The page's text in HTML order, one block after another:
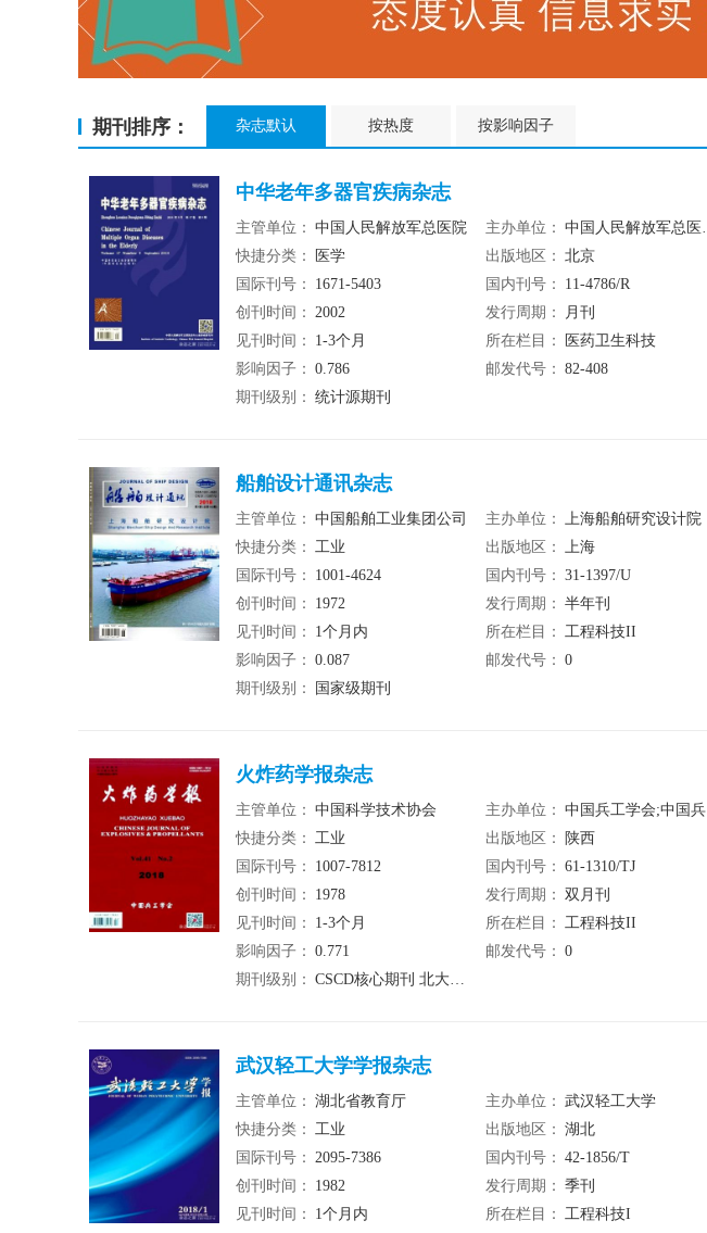
期刊排序： 杂志默认 按热度 按影响因子
中华老年多器官疾病杂志
主管单位： 中国人民解放军总医院 主办单位： 中国人民解放军总医院老年心血管病研究所
快捷分类：
医学 出版地区： 北京
国际刊号：
1671-5403 国内刊号：
11-4786/R
创刊时间： 2002 发行周期：
月刊
见刊时间：
1-3个月 所在栏目：
医药卫生科技
影响因子： 0.786 邮发代号： 82-408
期刊级别： 统计源期刊
船舶设计通讯杂志
主管单位： 中国船舶工业集团公司 主办单位： 上海船舶研究设计院
快捷分类： 工业 出版地区： 上海
国际刊号：
1001-4624 国内刊号： 31-1397/U
创刊时间：
1972 发行周期： 半年刊
见刊时间：
1个月内 所在栏目： 工程科技II
影响因子： 0.087 邮发代号： 0
期刊级别：
国家级期刊
火炸药学报杂志
主管单位： 中国科学技术协会 主办单位： 中国兵工学会;中国兵器工业第204研究所
快捷分类： 工业 出版地区：
陕西
国际刊号：
1007-7812 国内刊号： 61-1310/TJ
创刊时间：
1978 发行周期： 双月刊
见刊时间：
1-3个月 所在栏目： 工程科技II
影响因子： 0.771 邮发代号： 0
期刊级别： CSCD核心期刊 北大核心期刊 统计源期刊
武汉轻工大学学报杂志
主管单位： 湖北省教育厅 主办单位： 武汉轻工大学
快捷分类： 工业 出版地区： 湖北
国际刊号： 2095-7386 国内刊号： 42-1856/T
创刊时间：
1982 发行周期： 季刊
见刊时间：
1个月内 所在栏目： 工程科技I